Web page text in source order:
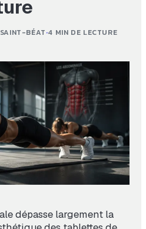
BÉAT·4 MIN DE LECTURE
dépasse largement la